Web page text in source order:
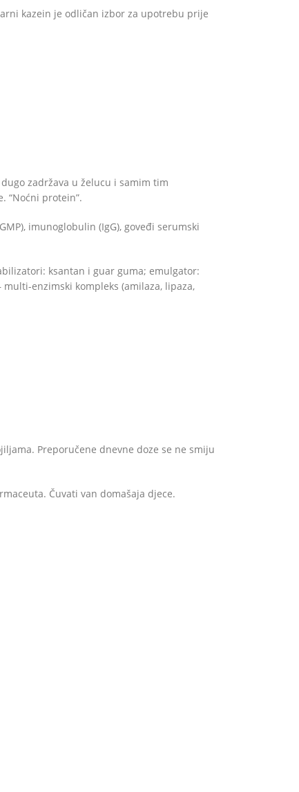
kazein je odličan izbor za upotrebu prije
zadržava u želucu i samim tim
“Noćni protein”.
imunoglobulin (IgG), goveđi serumski
ksantan i guar guma; emulgator:
enzimski kompleks (amilaza, lipaza,
Preporučene dnevne doze se ne smiju
Čuvati van domašaja djece.